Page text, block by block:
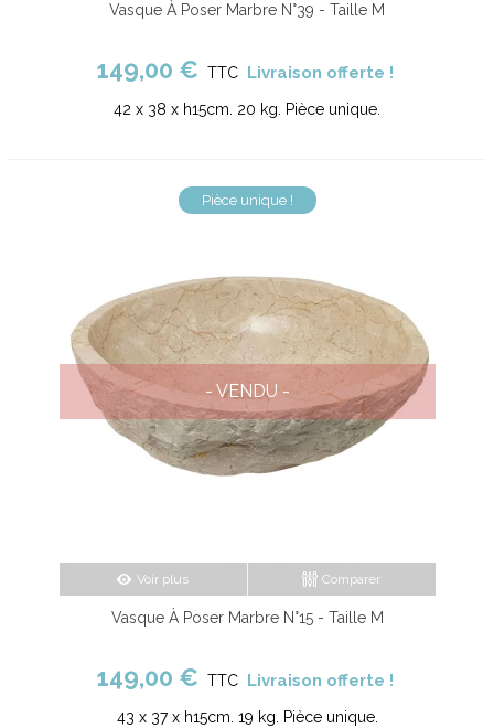
Vasque À Poser Marbre N°39 - Taille M
149,00 € TTC Livraison offerte !
42 x 38 x h15cm. 20 kg. Pièce unique.
Pièce unique !
- VENDU -
Voir plus Comparer
Vasque À Poser Marbre N°15 - Taille M
149,00 € TTC Livraison offerte !
43 x 37 x h15cm. 19 kg. Pièce unique.